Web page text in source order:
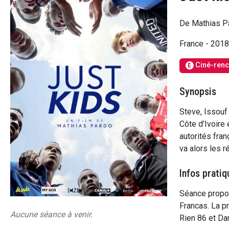
Aucune séance à venir.
De Mathias
France - 2018
E Ciné-
Synopsis
Steve, Issouf
Côte
autorités
va alors les
Infos
Séance
Francas. La
Rien 86 et